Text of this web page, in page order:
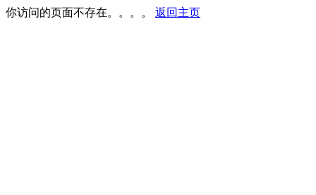
你访问的页面不存在。。。。 返回主页